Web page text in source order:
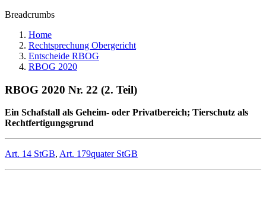
Breadcrumbs
Home
Rechtsprechung Obergericht
Entscheide RBOG
RBOG 2020
RBOG 2020 Nr. 22 (2. Teil)
Ein Schafstall als Geheim- oder Privatbereich; Tierschutz als
Rechtfertigungsgrund
Art. 14 StGB, Art. 179quater StGB